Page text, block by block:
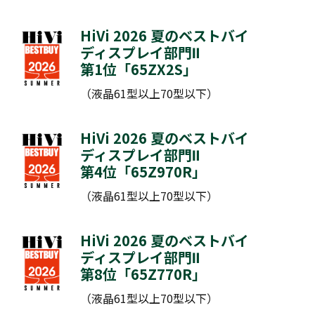
HiVi 2026 夏のベストバイ
ディスプレイ部門Ⅱ
第1位「65ZX2S」
（液晶61型以上70型以下）
HiVi 2026 夏のベストバイ
ディスプレイ部門Ⅱ
第4位「65Z970R」
（液晶61型以上70型以下）
HiVi 2026 夏のベストバイ
ディスプレイ部門Ⅱ
第8位「65Z770R」
（液晶61型以上70型以下）